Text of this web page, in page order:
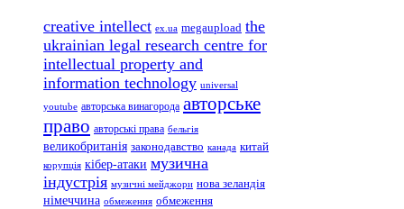
creative intellect ex.ua megaupload the
ukrainian legal research centre for
intellectual property and
information technology universal
youtube авторська винагорода авторське
право авторські права бельгія
великобританія законодавство канада китай
корупція кібер-атаки музична
індустрія музичні мейджори нова зеландія
німеччина обмеження обмеження